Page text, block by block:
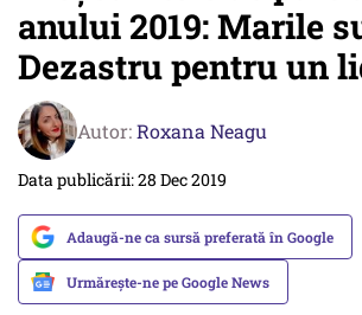
anului 2019: Marile
Dezastru pentru un
Autor:Roxana Neagu
Data publicării: 28 Dec 2019
Adaugă-ne ca sursă preferată în Google
Urmărește-ne pe Google News